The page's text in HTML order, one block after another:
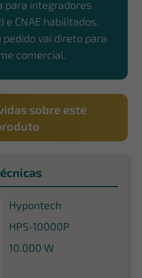
para integradores
e CNAE habilitados.
pedido vai direto para
comercial.
sobre este
Hypontech
HPS-10000P
10.000 W